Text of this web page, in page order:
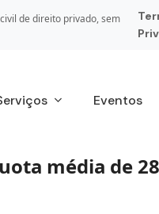
de direito privado, sem
Eventos
média de